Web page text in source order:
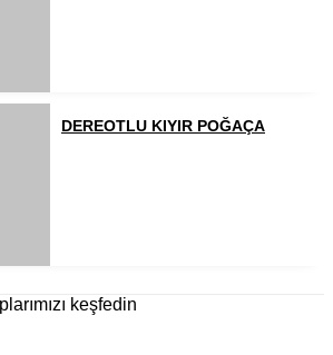
DEREOTLU KIYIR POĞAÇA
keşfedin